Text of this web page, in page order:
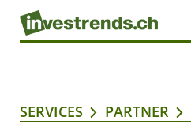
SERVICES PARTNER